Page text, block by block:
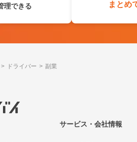
理できる まとめ
ドライバー 副業
サービス・会社情報